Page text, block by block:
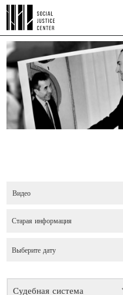
Видео
Судебная система
Старая информация